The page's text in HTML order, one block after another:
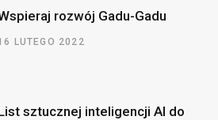
rozwój Gadu-Gadu
LUTEGO 2022
sztucznej inteligencji AI do